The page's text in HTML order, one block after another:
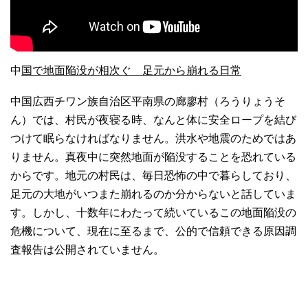
中 国で地面陥没が相次ぐ 足元から崩れる日常
中国広西チワン族自治区平南県の廊廖村（ろうりょうそ
ん）では、村民が夜寝る時、なんと体に安全ロープを結び
つけて眠らなければなりません。洪水や地震のためではあ
りません。真夜中に突然地面が陥没することを恐れている
からです。地元の村民は、毎日恐怖の中で暮らしており、
足元の大地がいつまた崩れるのか分からないと話していま
す。しかし、十数年にわたって続いているこの地面陥没の
危機について、現在に至るまで、公的で信頼できる原因調
査報告は公開されていません。